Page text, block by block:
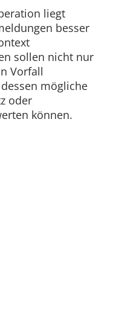
liegt
besser
sollen nicht nur
Vorfall
mögliche
oder
können.